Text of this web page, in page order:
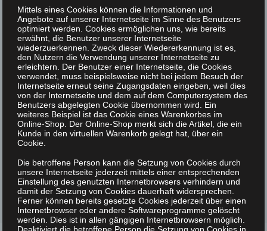
Mehr laden
Mittels eines Cookies können die Informationen und
Angebote auf unserer Internetseite im Sinne des Benutzers
optimiert werden. Cookies ermöglichen uns, wie bereits
erwähnt, die Benutzer unserer Internetseite
wiederzuerkennen. Zweck dieser Wiedererkennung ist es,
den Nutzern die Verwendung unserer Internetseite zu
erleichtern. Der Benutzer einer Internetseite, die Cookies
verwendet, muss beispielsweise nicht bei jedem Besuch der
Internetseite erneut seine Zugangsdaten eingeben, weil dies
von der Internetseite und dem auf dem Computersystem des
Benutzers abgelegten Cookie übernommen wird. Ein
weiteres Beispiel ist das Cookie eines Warenkorbes im
Online-Shop. Der Online-Shop merkt sich die Artikel, die ein
Kunde in den virtuellen Warenkorb gelegt hat, über ein
Cookie.
Die betroffene Person kann die Setzung von Cookies durch
unsere Internetseite jederzeit mittels einer entsprechenden
Einstellung des genutzten Internetbrowsers verhindern und
damit der Setzung von Cookies dauerhaft widersprechen.
Ferner können bereits gesetzte Cookies jederzeit über einen
Internetbrowser oder andere Softwareprogramme gelöscht
werden. Dies ist in allen gängigen Internetbrowsern möglich.